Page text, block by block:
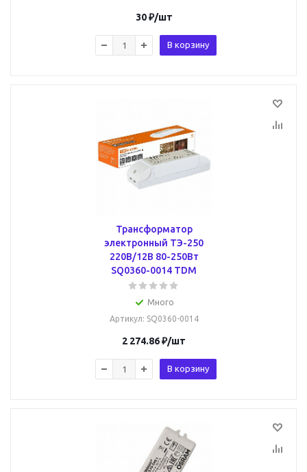
30₽/шт
В корзину
Трансформатор
электронный ТЭ-250
220В/12В 80-250Вт
SQ0360-0014 TDM
Много
Артикул: SQ0360-0014
2 274.86₽/шт
В корзину